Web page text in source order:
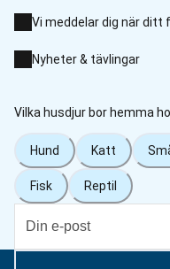
Vi meddelar dig när ditt
Nyheter & tävlingar
Vilka husdjur bor hemma
Hund Katt
Fisk Reptil